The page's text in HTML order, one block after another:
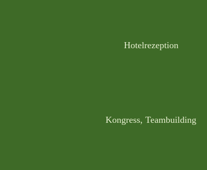
Hotelrezeption
Kongress, Teambuilding